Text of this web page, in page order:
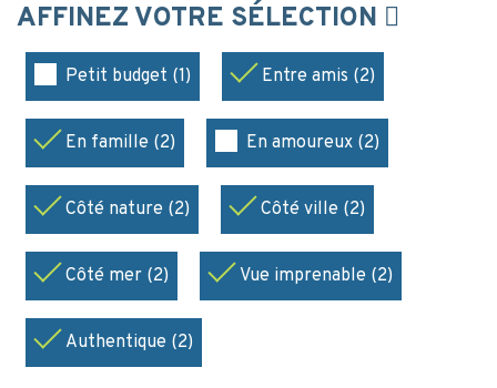
AFFINEZ VOTRE SÉLECTION
Petit budget (1) Entre amis (2)
En famille (2) En amoureux (2)
Côté nature (2) Côté ville (2)
Côté mer (2) Vue imprenable (2)
Authentique (2)